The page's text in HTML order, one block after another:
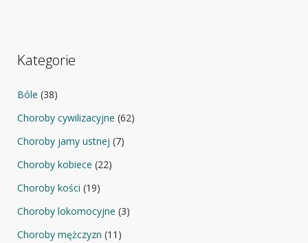
Kategorie
Bóle (38)
Choroby cywilizacyjne (62)
Choroby jamy ustnej (7)
Choroby kobiece (22)
Choroby kości (19)
Choroby lokomocyjne (3)
Choroby mężczyzn (11)